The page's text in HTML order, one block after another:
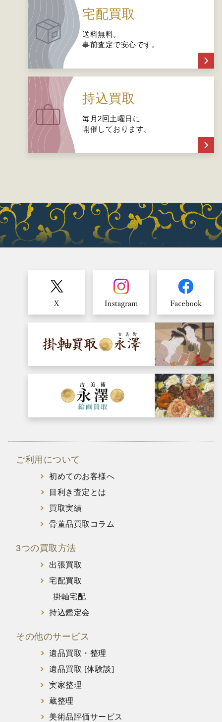
宅配買取
送料無料。
事前査定で安心です。
持込買取
毎月2回土曜日に
開催しております。
ご利用について
初めてのお客様へ
目利き査定とは
買取実績
骨董品買取コラム
3つの買取方法
出張買取
宅配買取
掛軸宅配
持込鑑定会
その他のサービス
遺品買取・整理
遺品買取 [体験談]
実家整理
蔵整理
美術品評価サービス